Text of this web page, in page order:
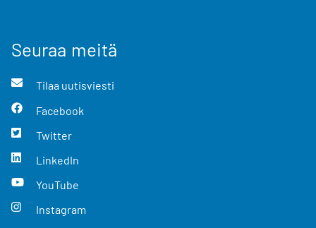
Seuraa meitä
Tilaa uutisviesti
Facebook
Twitter
LinkedIn
YouTube
Instagram